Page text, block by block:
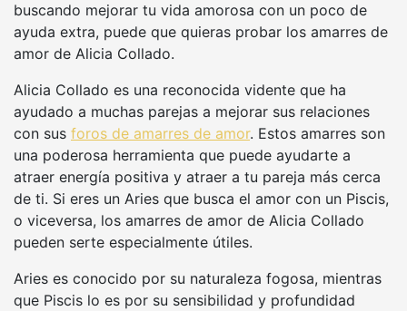
buscando mejorar tu vida amorosa con un poco de
ayuda extra, puede que quieras probar los amarres de
amor de Alicia Collado.
Alicia Collado es una reconocida vidente que ha
ayudado a muchas parejas a mejorar sus relaciones
con sus foros de amarres de amor. Estos amarres son
una poderosa herramienta que puede ayudarte a
atraer energía positiva y atraer a tu pareja más cerca
de ti. Si eres un Aries que busca el amor con un Piscis,
o viceversa, los amarres de amor de Alicia Collado
pueden serte especialmente útiles.
Aries es conocido por su naturaleza fogosa, mientras
que Piscis lo es por su sensibilidad y profundidad